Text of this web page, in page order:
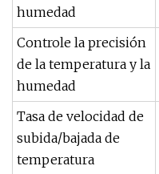
humedad
Controle la precisión
de la temperatura y la
humedad
Tasa de velocidad de
subida/bajada de
temperatura